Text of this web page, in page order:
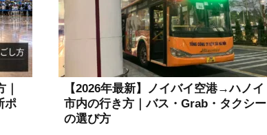
ポ
【2026年最新】ノイバイ空港→ハノイ
市内の行き方｜バス・Grab・タクシー
の選び方